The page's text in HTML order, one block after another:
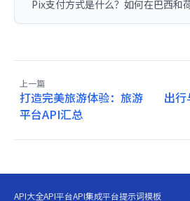
Pix支付方式是什么？如何在巴西和
上一篇
打造完美旅游体验：旅游
平台API汇总
出
API大全API平台API集成平台提示词模板